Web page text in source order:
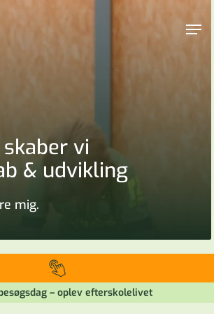
vi
& udvikling
mig.
Besøg
Salling
Efterskole
Tilmelding
af
besøgsdag
Besøg
os
– oplev efterskolelivet